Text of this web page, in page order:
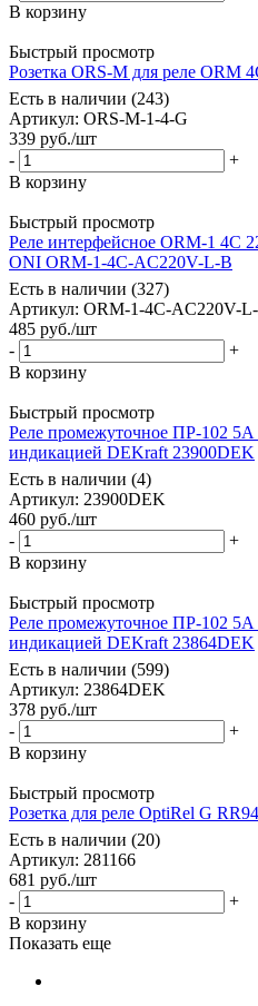
В корзину
Быстрый просмотр
Розетка ORS-M для реле ORM
Есть в наличии (243)
Артикул: ORS-M-1-4-G
339 руб./шт
-
+
В корзину
Быстрый просмотр
Реле интерфейсное ORM-1 4C
ONI ORM-1-4C-AC220V-L-B
Есть в наличии (327)
Артикул: ORM-1-4C-AC220V-
485 руб./шт
-
+
В корзину
Быстрый просмотр
Реле промежуточное ПР-102
индикацией DEKraft 23900DEK
Есть в наличии (4)
Артикул: 23900DEK
460 руб./шт
-
+
В корзину
Быстрый просмотр
Реле промежуточное ПР-102
индикацией DEKraft 23864DEK
Есть в наличии (599)
Артикул: 23864DEK
378 руб./шт
-
+
В корзину
Быстрый просмотр
Розетка для реле OptiRel G
Есть в наличии (20)
Артикул: 281166
681 руб./шт
-
+
В корзину
Показать еще